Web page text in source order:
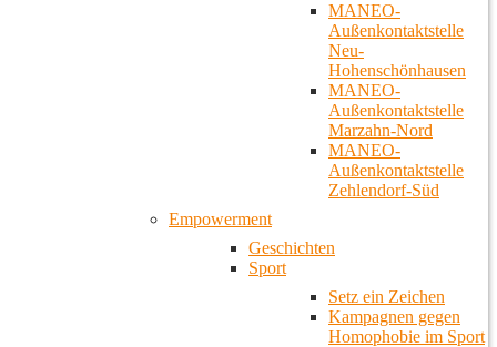
MANEO-
Außenkontaktstelle
Neu-
Hohenschönhausen
MANEO-
Außenkontaktstelle
Marzahn-Nord
MANEO-
Außenkontaktstelle
Zehlendorf-Süd
Empowerment
Geschichten
Sport
Setz ein Zeichen
Kampagnen gegen
Homophobie im Sport